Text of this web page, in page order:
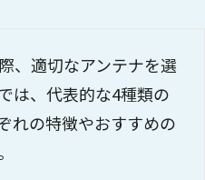
、適切なアンテナを選
は、代表的な4種類の
れの特徴やおすすめの